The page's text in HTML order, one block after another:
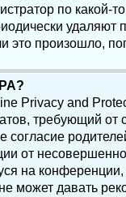
по какой-
удаляют
это произошло,
Privacy and
требующий от
согласие
от
на
может давать